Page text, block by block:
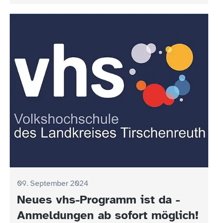
09. September 2024
Neues vhs-Programm ist da -
Anmeldungen ab sofort möglich!